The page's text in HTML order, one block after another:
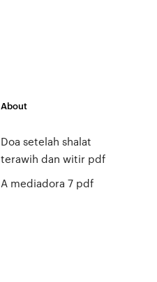
About
Doa setelah shalat
terawih dan witir pdf
A mediadora 7 pdf